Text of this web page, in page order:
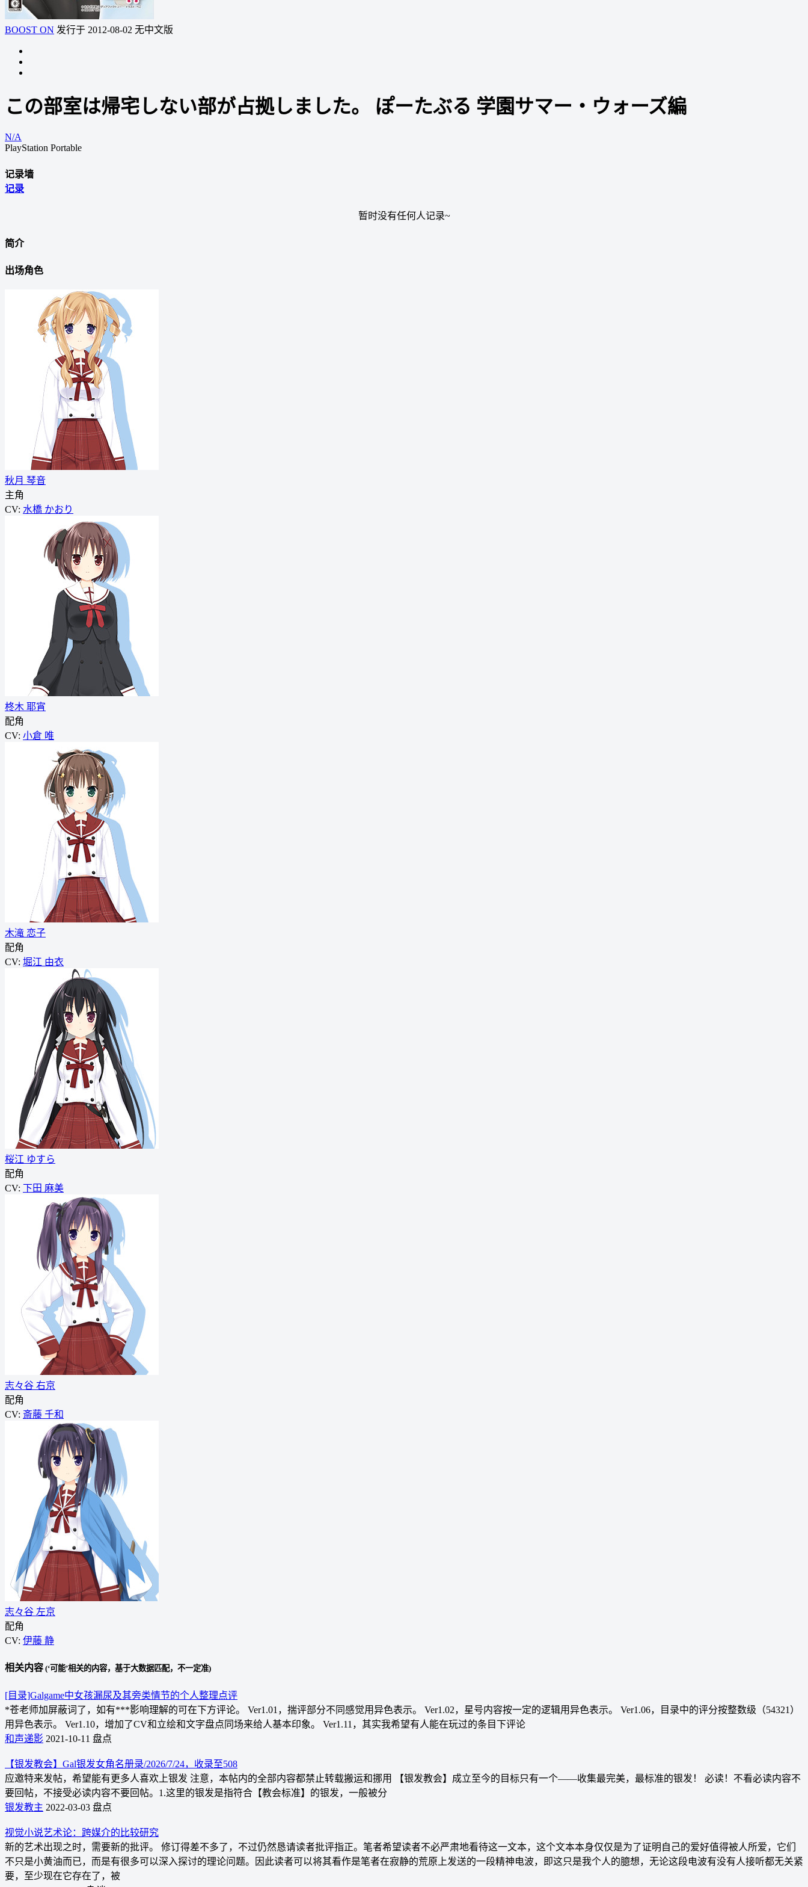
BOOST ON 发行于 2012-08-02 无中文版
この部室は帰宅しない部が占拠しました。 ぽーたぶる 学園サマー・ウォーズ編
N/A
PlayStation Portable
记录墙
记录
暂时没有任何人记录~
简介
出场角色
秋月 琴音
主角
CV: 水橋 かおり
柊木 耶宵
配角
CV: 小倉 唯
木滝 恋子
配角
CV: 堀江 由衣
桜江 ゆすら
配角
CV: 下田 麻美
志々谷 右京
配角
CV: 斎藤 千和
志々谷 左京
配角
CV: 伊藤 静
相关内容 (‘可能’相关的内容，基于大数据匹配，不一定准)
[目录]Galgame中女孩漏尿及其旁类情节的个人整理点评
*苍老师加屏蔽词了，如有***影响理解的可在下方评论。 Ver1.01，揣评部分不同感觉用异色表示。 Ver1.02，星号内容按一定的逻辑用异色表示。 Ver1.06，目录中的评分按整数级（54321）
用异色表示。 Ver1.10，增加了CV和立绘和文字盘点同场来给人基本印象。 Ver1.11，其实我希望有人能在玩过的条目下评论
和声递影 2021-10-11 盘点
【银发教会】Gal银发女角名册录/2026/7/24，收录至508
应邀特来发帖，希望能有更多人喜欢上银发 注意，本帖内的全部内容都禁止转载搬运和挪用 【银发教会】成立至今的目标只有一个——收集最完美，最标准的银发！ 必读！不看必读内容不
要回帖，不接受必读内容不要回帖。1.这里的银发是指符合【教会标准】的银发，一般被分
银发教主 2022-03-03 盘点
视觉小说艺术论：跨媒介的比较研究
新的艺术出现之时，需要新的批评。 修订得差不多了，不过仍然恳请读者批评指正。笔者希望读者不必严肃地看待这一文本，这个文本本身仅仅是为了证明自己的爱好值得被人所爱，它们
不只是小黄油而已，而是有很多可以深入探讨的理论问题。因此读者可以将其看作是笔者在寂静的荒原上发送的一段精神电波，即这只是我个人的臆想，无论这段电波有没有人接听都无关紧
要，至少现在它存在了，被